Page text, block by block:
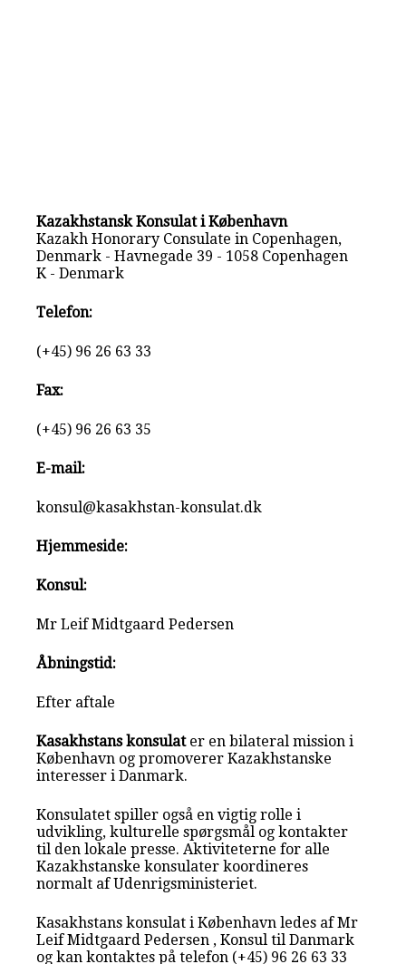
Kazakhstansk Konsulat i København
Kazakh Honorary Consulate in Copenhagen,
Denmark - Havnegade 39 - 1058 Copenhagen
K - Denmark
Telefon:
(+45) 96 26 63 33
Fax:
(+45) 96 26 63 35
E-mail:
konsul@kasakhstan-konsulat.dk
Hjemmeside:
Konsul:
Mr Leif Midtgaard Pedersen
Åbningstid:
Efter aftale
Kasakhstans konsulater en bilateral mission i
København og promoverer Kazakhstanske
interesser i Danmark.
Konsulatet spiller også en vigtig rolle i
udvikling, kulturelle spørgsmål og kontakter
til den lokale presse. Aktiviteterne for alle
Kazakhstanske konsulater koordineres
normalt af Udenrigsministeriet.
Kasakhstans konsulat i København ledes af Mr
Leif Midtgaard Pedersen , Konsul til Danmark
og kan kontaktes på telefon (+45) 96 26 63 33